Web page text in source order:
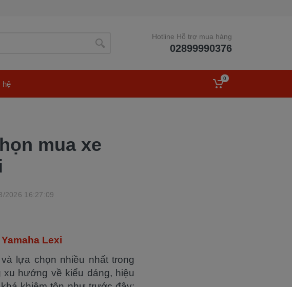
Hotline Hỗ trợ mua hàng
02899990376
hệ
0
mua xe
2026 16:27:09
Lexi
lựa chọn nhiều nhất trong
hướng về kiểu dáng, hiệu